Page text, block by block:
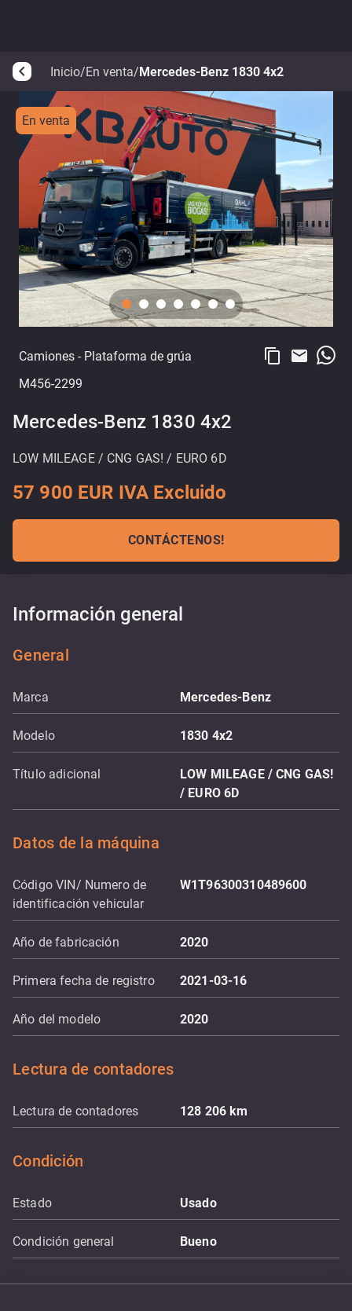
arrow_back_ios Inicio/En venta/Mercedes-Benz 1830 4x2
En venta
Camiones - Plataforma de grúa
M456-2299
content_copy email
Mercedes-Benz 1830 4x2
LOW MILEAGE / CNG GAS! / EURO 6D
57 900 EUR IVA Excluido
CONTÁCTENOS!
Información general
General
Marca Mercedes-Benz
Modelo 1830 4x2
Título adicional
LOW MILEAGE / CNG GAS!
/ EURO 6D
Datos de la máquina
Código VIN/ Numero de
identificación vehicular
W1T96300310489600
Año de fabricación 2020
Primera fecha de registro 2021-03-16
Año del modelo 2020
Lectura de contadores
Lectura de contadores 128 206km
Condición
Estado Usado
Condición general Bueno